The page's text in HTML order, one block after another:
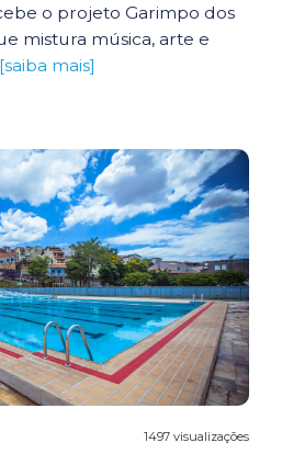
o projeto Garimpo dos
mistura música, arte e
[saiba mais]
1497 visualizações